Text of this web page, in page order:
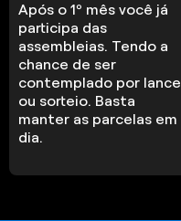
Após o 1º mês você já
participa das
assembleias. Tendo a
chance de ser
contemplado por lance
ou sorteio. Basta
manter as parcelas em
dia.